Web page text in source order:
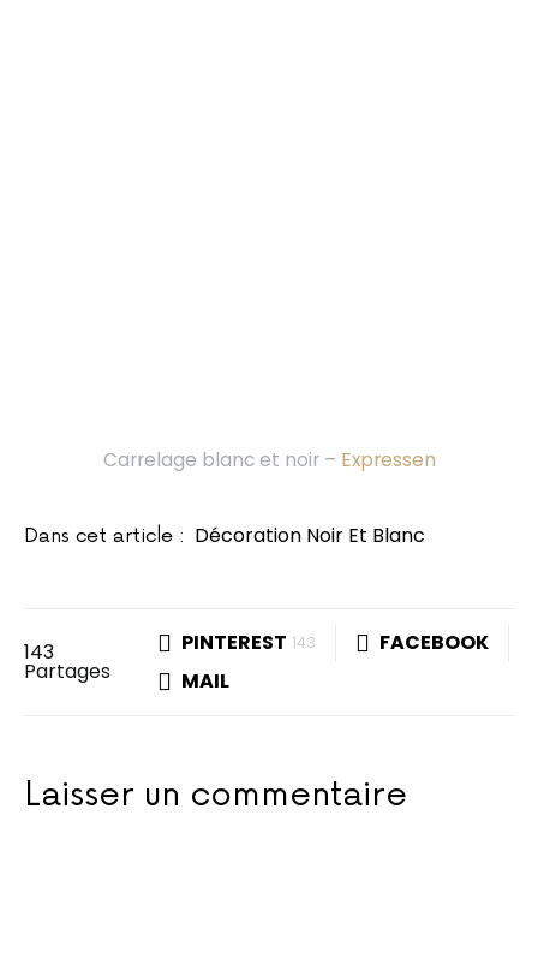
Carrelage blanc et noir – Expressen
Dans cet article : Décoration Noir Et Blanc
143
Partages
PINTEREST 143
FACEBOOK
MAIL
Laisser un commentaire